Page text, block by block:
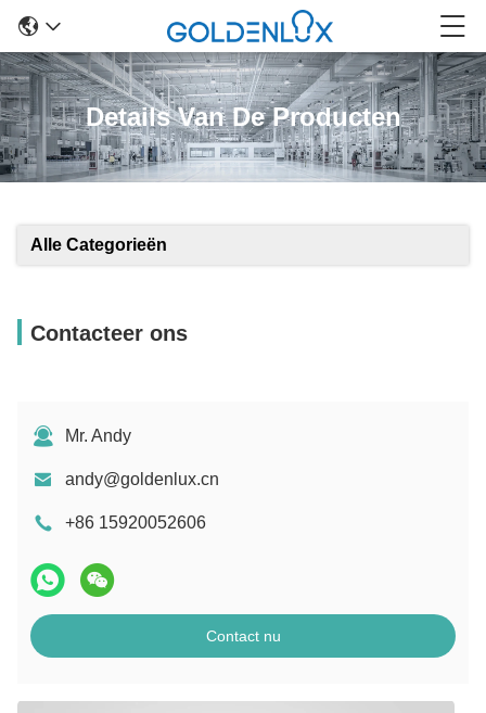
Details Van De Producten
Alle Categorieën
Contacteer ons
Mr. Andy
andy@goldenlux.cn
+86 15920052606
Contact nu